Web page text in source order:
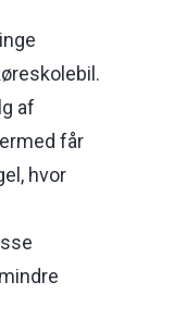
af
får
hvor